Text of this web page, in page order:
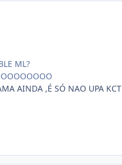
ML?
AINDA ,É SÓ NAO UPA KCT